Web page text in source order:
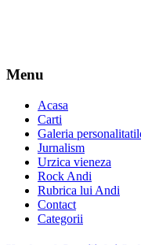
Menu
Acasa
Carti
Galeria
Jurnalism
Urzica vieneza
Rock Andi
Rubrica lui Andi
Contact
Categorii